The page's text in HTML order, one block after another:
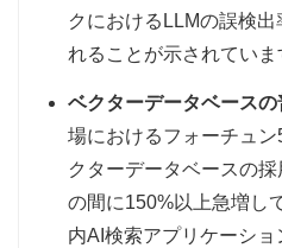
クにおけるLLMの誤検
れることが示されていま
ベクターデータベースの
場におけるフォーチュ
クターデータベースの
の間に150%以上急増し
内AI検索アプリケーシ